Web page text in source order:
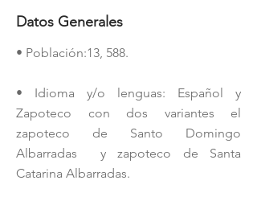
Datos Generales
• Población:13, 588.
• Idioma y/o lenguas: Español y
Zapoteco con dos variantes el
zapoteco de Santo Domingo
Albarradas y zapoteco de Santa
Catarina Albarradas.